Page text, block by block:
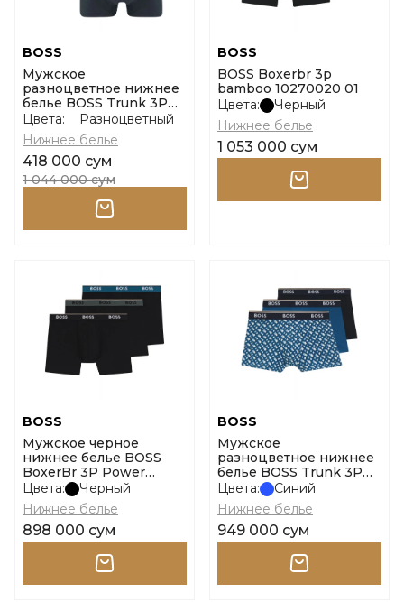
BOSS
Мужское
разноцветное нижнее
белье BOSS Trunk 3P
Motion размер m
Цвета:
Разноцветный
Нижнее белье
418 000 сум
1 044 000 сум
BOSS
BOSS Boxerbr 3p
bamboo 10270020 01
Цвета:
Черный
Нижнее белье
1 053 000 сум
BOSS
Мужское черное
нижнее белье BOSS
BoxerBr 3P Power
размер m
Цвета:
Черный
Нижнее белье
898 000 сум
BOSS
Мужское
разноцветное нижнее
белье BOSS Trunk 3P
Power Design размер m
Цвета:
Синий
Нижнее белье
949 000 сум